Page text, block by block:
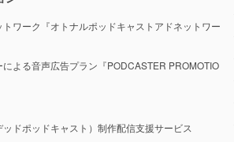
ワーク『オトナルポッドキャストアドネットワー
よる音声広告プラン『PODCASTER PROMOTIO
ドポッドキャスト）制作配信支援サービス